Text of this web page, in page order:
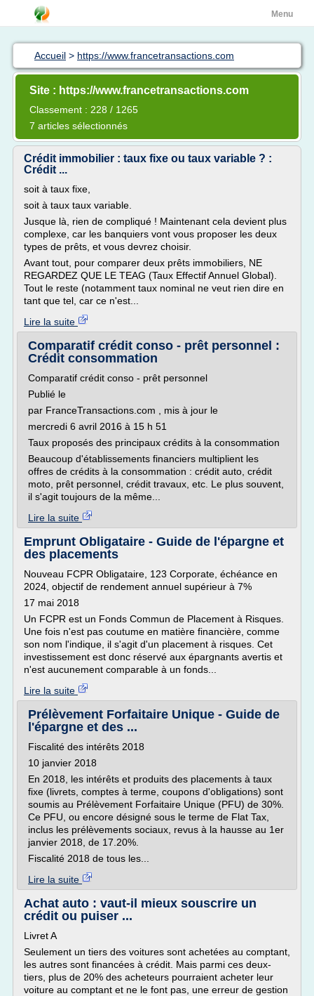
Menu
Accueil > https://www.francetransactions.com
Site : https://www.francetransactions.com
Classement : 228 / 1265
7 articles sélectionnés
Crédit immobilier : taux fixe ou taux variable ? :
Crédit ...
soit à taux fixe,
soit à taux taux variable.
Jusque là, rien de compliqué ! Maintenant cela devient plus
complexe, car les banquiers vont vous proposer les deux
types de prêts, et vous devrez choisir.
Avant tout, pour comparer deux prêts immobiliers, NE
REGARDEZ QUE LE TEAG (Taux Effectif Annuel Global).
Tout le reste (notamment taux nominal ne veut rien dire en
tant que tel, car ce n'est...
Lire la suite
Comparatif crédit conso - prêt personnel :
Crédit consommation
Comparatif crédit conso - prêt personnel
Publié le
par FranceTransactions.com , mis à jour le
mercredi 6 avril 2016 à 15 h 51
Taux proposés des principaux crédits à la consommation
Beaucoup d'établissements financiers multiplient les
offres de crédits à la consommation : crédit auto, crédit
moto, prêt personnel, crédit travaux, etc. Le plus souvent,
il s'agit toujours de la même...
Lire la suite
Emprunt Obligataire - Guide de l'épargne et
des placements
Nouveau FCPR Obligataire, 123 Corporate, échéance en
2024, objectif de rendement annuel supérieur à 7%
17 mai 2018
Un FCPR est un Fonds Commun de Placement à Risques.
Une fois n'est pas coutume en matière financière, comme
son nom l'indique, il s'agit d'un placement à risques. Cet
investissement est donc réservé aux épargnants avertis et
n'est aucunement comparable à un fonds...
Lire la suite
Prélèvement Forfaitaire Unique - Guide de
l'épargne et des ...
Fiscalité des intérêts 2018
10 janvier 2018
En 2018, les intérêts et produits des placements à taux
fixe (livrets, comptes à terme, coupons d'obligations) sont
soumis au Prélèvement Forfaitaire Unique (PFU) de 30%.
Ce PFU, ou encore désigné sous le terme de Flat Tax,
inclus les prélèvements sociaux, revus à la hausse au 1er
janvier 2018, de 17.20%.
Fiscalité 2018 de tous les...
Lire la suite
Achat auto : vaut-il mieux souscrire un
crédit ou puiser ...
Livret A
Seulement un tiers des voitures sont achetées au comptant,
les autres sont financées à crédit. Mais parmi ces deux-
tiers, plus de 20% des acheteurs pourraient acheter leur
voiture au comptant et ne le font pas, une erreur de gestion